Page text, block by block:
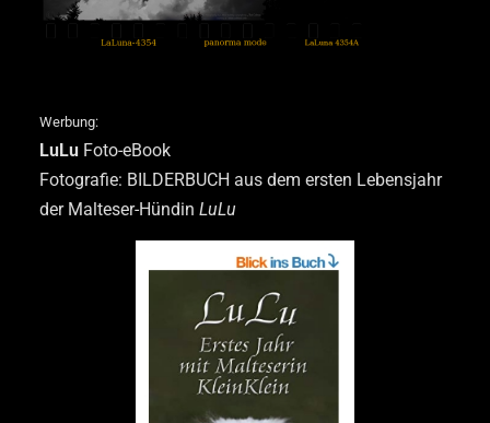
Werbung:
LuLu Foto-eBook
Fotografie: BILDERBUCH aus dem ersten Lebensjahr
der Malteser-HündinLuLu